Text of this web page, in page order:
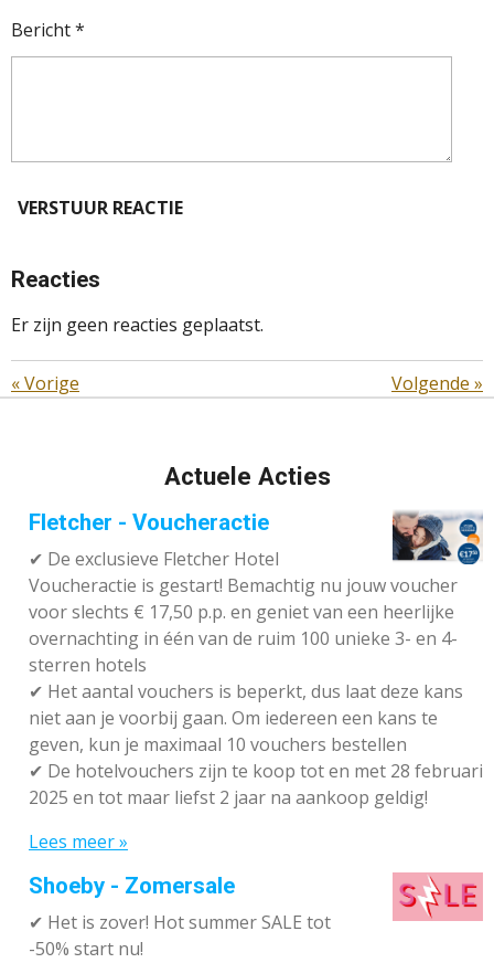
Bericht *
VERSTUUR REACTIE
Reacties
Er zijn geen reacties geplaatst.
«Vorige Volgende »
Actuele Acties
Fletcher - Voucheractie
✔ De exclusieve Fletcher Hotel
Voucheractie is gestart! Bemachtig nu jouw voucher
voor slechts € 17,50 p.p. en geniet van een heerlijke
overnachting in één van de ruim 100 unieke 3- en 4-
sterren hotels
✔ Het aantal vouchers is beperkt, dus laat deze kans
niet aan je voorbij gaan. Om iedereen een kans te
geven, kun je maximaal 10 vouchers bestellen
✔ De hotelvouchers zijn te koop tot en met 28 februari
2025 en tot maar liefst 2 jaar na aankoop geldig!
Lees meer »
Shoeby - Zomersale
✔ Het is zover! Hot summer SALE tot
-50% start nu!